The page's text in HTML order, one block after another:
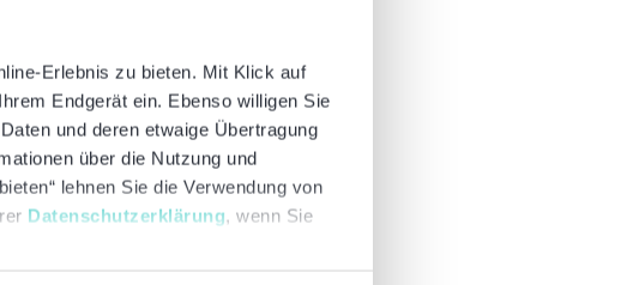
Erlebnis zu bieten. Mit Klick auf
Endgerät ein. Ebenso willigen Sie
und deren etwaige Übertragung
über die Nutzung und
lehnen Sie die Verwendung von
Datenschutzerklärung, wenn Sie
Dabei ist jedoch
Stand der Technik
Microsoft Teams, Google
kann auf die
ausdrücklich
auf Konformität